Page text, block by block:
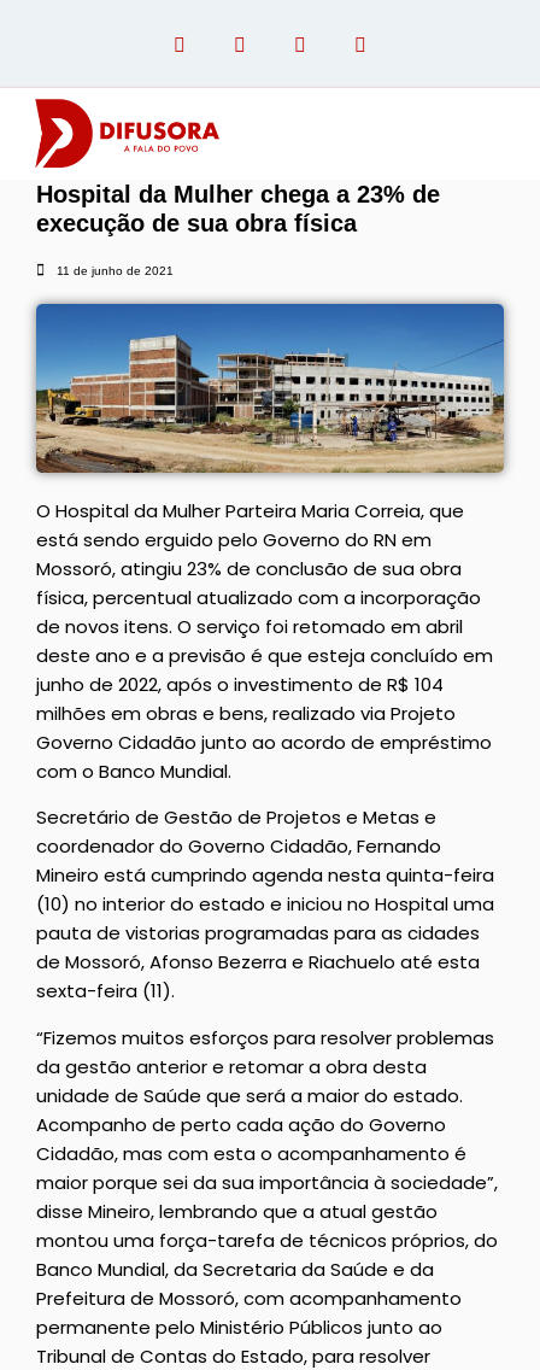
Hospital da Mulher chega a 23% de
execução de sua obra física
11 de junho de 2021
O Hospital da Mulher Parteira Maria Correia, que
está sendo erguido pelo Governo do RN em
Mossoró, atingiu 23% de conclusão de sua obra
física, percentual atualizado com a incorporação
de novos itens. O serviço foi retomado em abril
deste ano e a previsão é que esteja concluído em
junho de 2022, após o investimento de R$ 104
milhões em obras e bens, realizado via Projeto
Governo Cidadão junto ao acordo de empréstimo
com o Banco Mundial.
Secretário de Gestão de Projetos e Metas e
coordenador do Governo Cidadão, Fernando
Mineiro está cumprindo agenda nesta quinta-feira
(10) no interior do estado e iniciou no Hospital uma
pauta de vistorias programadas para as cidades
de Mossoró, Afonso Bezerra e Riachuelo até esta
sexta-feira (11).
“Fizemos muitos esforços para resolver problemas
da gestão anterior e retomar a obra desta
unidade de Saúde que será a maior do estado.
Acompanho de perto cada ação do Governo
Cidadão, mas com esta o acompanhamento é
maior porque sei da sua importância à sociedade”,
disse Mineiro, lembrando que a atual gestão
montou uma força-tarefa de técnicos próprios, do
Banco Mundial, da Secretaria da Saúde e da
Prefeitura de Mossoró, com acompanhamento
permanente pelo Ministério Públicos junto ao
Tribunal de Contas do Estado, para resolver